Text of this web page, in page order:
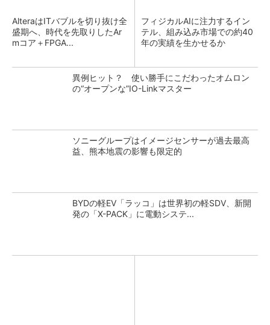
AlteraはITバブルを切り抜け全
盛期へ、時代を先取りしたAr
mコア＋FPGA...
フィジカルAIに注力するイン
テル、組み込み市場での約40
年の実績を生かせるか
異例ヒット？ 使い勝手にこだわったオムロン
の“オープンな”IO-Linkマスター
ソニーグループはイメージセンサーが過去最高
益、熊本地震の影響も限定的
BYDの軽EV「ラッコ」は世界初の軽SDV、新開
発の「X-PACK」に電動システ...